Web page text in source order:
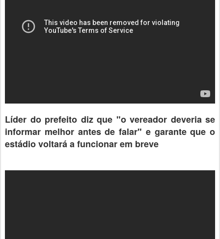
Líder do prefeito diz que "o vereador deveria se
informar melhor antes de falar" e garante que o
estádio voltará a funcionar em breve